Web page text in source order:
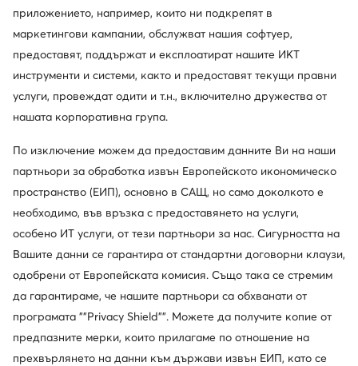
Calvin Klein
Lasocki
Нови Промоция
приложението, например, които ни подкрепят в
маркетингови кампании, обслужват нашия софтуер,
предоставят, поддържат и експлоатират нашите ИКТ
инструменти и системи, както и предоставят текущи правни
услуги, провеждат одити и т.н., включително дружества от
нашата корпоративна група.
По изключение можем да предоставим данните Ви на наши
партньори за обработка извън Европейското икономическо
пространство (ЕИП), основно в САЩ, но само доколкото е
необходимо, във връзка с предоставянето на услуги,
особено ИТ услуги, от тези партньори за нас. Сигурността на
Вашите данни се гарантира от стандартни договорни клаузи,
одобрени от Европейската комисия. Също така се стремим
да гарантираме, че нашите партньори са обхванати от
програмата ""Privacy Shield"". Можете да получите копие от
предпазните мерки, които прилагаме по отношение на
прехвърлянето на данни към държави извън ЕИП, като се